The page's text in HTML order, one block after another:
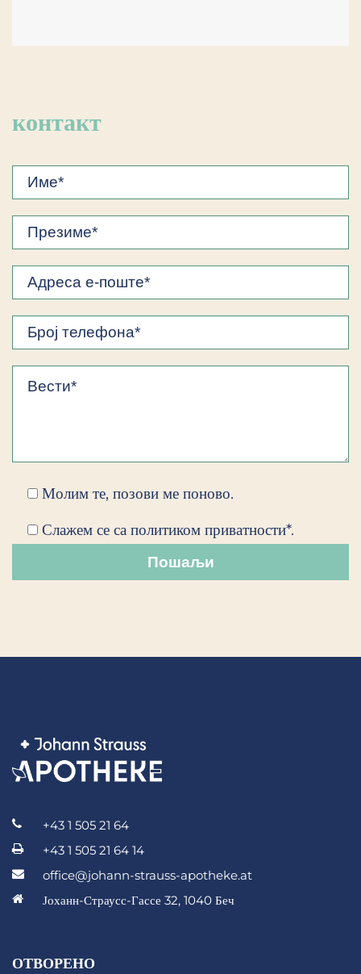
контакт
Молим те, позови ме поново.
Слажем се са политиком приватности*.
+43 1 505 21 64
+43 1 505 21 64 14
office@johann-strauss-apotheke.at
Јоханн-Страусс-Гассе 32, 1040 Беч
ОТВОРЕНО